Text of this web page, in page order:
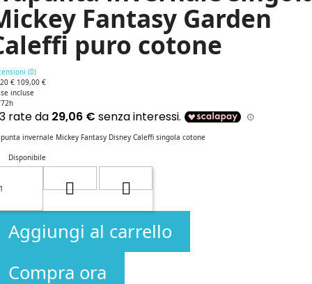
Fantasy Garden
puro cotone
(0)
€ 109,00 €
incluse
invernale Mickey Fantasy Disney Caleffi singola cotone
Disponibile
Aggiungi al carrello
Compra ora